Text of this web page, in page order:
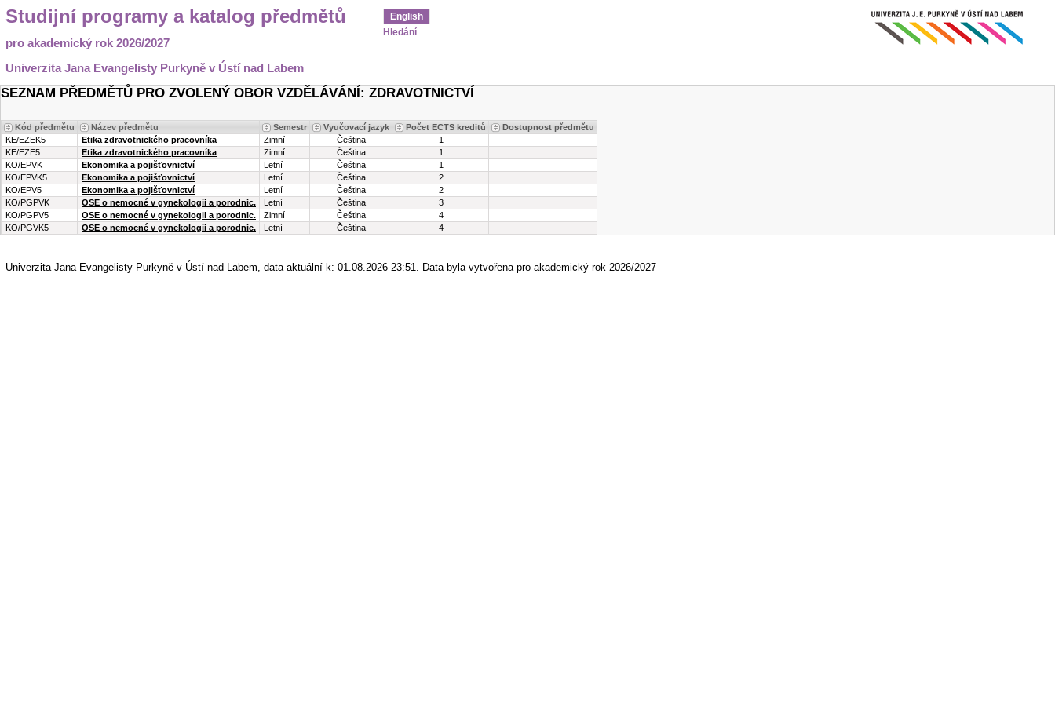
Studijní programy a katalog předmětů
pro akademický rok 2026/2027
Univerzita Jana Evangelisty Purkyně v Ústí nad Labem
English
Hledání
SEZNAM PŘEDMĚTŮ PRO ZVOLENÝ OBOR VZDĚLÁVÁNÍ: ZDRAVOTNICTVÍ
Kód předmětu Název předmětu Semestr Vyučovací jazyk Počet ECTS kreditů
Dostupnost předmětu
KE/EZEK5
Etika zdravotnického pracovníka Zimní Čeština
1
KE/EZE5
Etika zdravotnického pracovníka Zimní Čeština
1
KO/EPVK
Ekonomika a pojišťovnictví Letní Čeština
1
KO/EPVK5
Ekonomika a pojišťovnictví Letní Čeština
2
KO/EPV5
Ekonomika a pojišťovnictví Letní Čeština
2
KO/PGPVK
OSE o nemocné v gynekologii a porodnic. Letní Čeština
3
KO/PGPV5
OSE o nemocné v gynekologii a porodnic. Zimní Čeština
4
KO/PGVK5
OSE o nemocné v gynekologii a porodnic. Letní Čeština 4
Univerzita Jana Evangelisty Purkyně v Ústí nad Labem, data aktuální k: 01.08.2026 23:51. Data byla vytvořena pro akademický rok 2026/2027